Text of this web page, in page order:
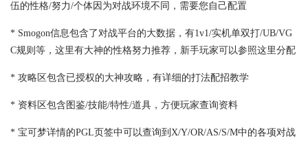
伍的性格/努力/个体因为对战环境不同，需要您自己配置
* Smogon信息包含了对战平台的大数据，有1v1/实机单双打/UB/VG
C规则等，这里有大神的性格努力推荐，新手玩家可以参照这里分配
* 攻略区包含已授权的大神攻略，有详细的打法配招教学
* 资料区包含图鉴/技能/特性/道具，方便玩家查询资料
* 宝可梦详情的PGL页签中可以查询到X/Y/OR/AS/S/M中的各项对战